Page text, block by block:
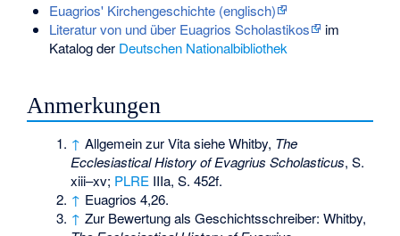
Euagrios' Kirchengeschichte (englisch)
Literatur von und über Euagrios Scholastikos
im
Katalog der Deutschen Nationalbibliothek
Anmerkungen
↑ Allgemein zur Vita siehe Whitby, The
Ecclesiastical History of Evagrius Scholasticus, S.
xiii–xv; PLRE IIIa, S. 452f.
↑ Euagrios 4,26.
↑ Zur Bewertung als Geschichtsschreiber: Whitby,